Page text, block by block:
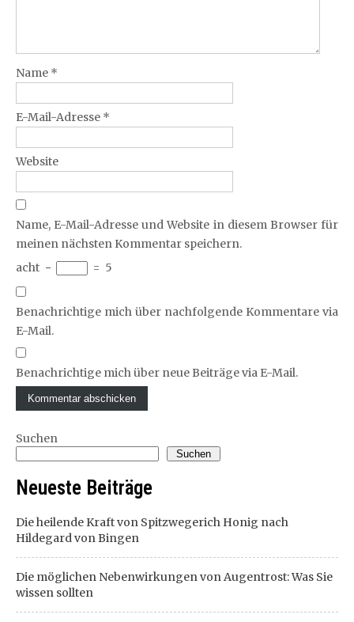
Name *
E-Mail-Adresse *
Website
Name, E-Mail-Adresse und Website in diesem Browser für
meinen nächsten Kommentar speichern.
acht − = 5
Benachrichtige mich über nachfolgende Kommentare via
E-Mail.
Benachrichtige mich über neue Beiträge via E-Mail.
Suchen
Suchen
Neueste Beiträge
Die heilende Kraft von Spitzwegerich Honig nach
Hildegard von Bingen
Die möglichen Nebenwirkungen von Augentrost: Was Sie
wissen sollten